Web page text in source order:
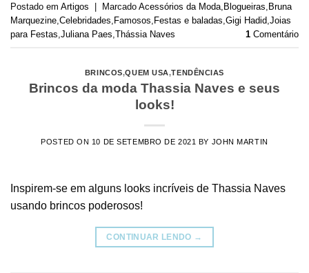
Postado em Artigos Marcado Acessórios da Moda Blogueiras Bruna
Marquezine Celebridades Famosos Festas e baladas Gigi Hadid Joias
para Festas Juliana Paes Thássia Naves 1 Comentário
BRINCOS,QUEM USA,TENDÊNCIAS
Brincos da moda Thassia Naves e seus
looks!
POSTED ON 10 DE SETEMBRO DE 2021 BY JOHN MARTIN
Inspirem-se em alguns looks incríveis de Thassia Naves
usando brincos poderosos!
CONTINUAR LENDO →